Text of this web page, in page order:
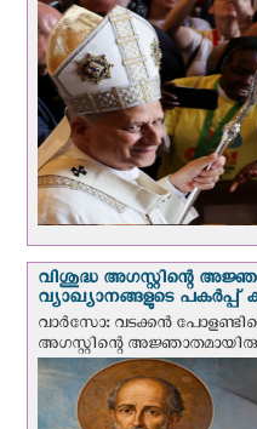
വിശുദ്ധ അഗസ്റ്റിന്റെ
വ്യാഖ്യാനങ്ങളുടെ പകര്‍പ്പ്
വാര്‍സോ: വടക്കൻ
അഗസ്റ്റിന്റെ